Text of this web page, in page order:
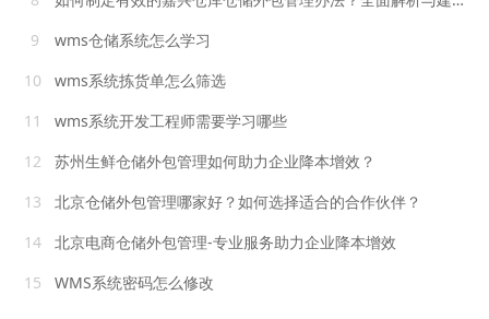
9
wms仓储系统怎么学习
10
wms系统拣货单怎么筛选
11
wms系统开发工程师需要学习哪些
12
苏州生鲜仓储外包管理如何助力企业降本增效？
13
北京仓储外包管理哪家好？如何选择适合的合作伙伴？
14
北京电商仓储外包管理-专业服务助力企业降本增效
15
WMS系统密码怎么修改